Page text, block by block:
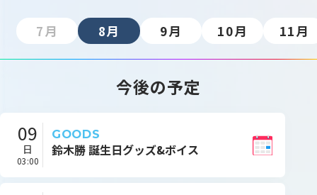
7月 8月 9月 10月 11月
今後の予定
09
日
03:00
GOODS
鈴木勝 誕生日グッズ&ボイス